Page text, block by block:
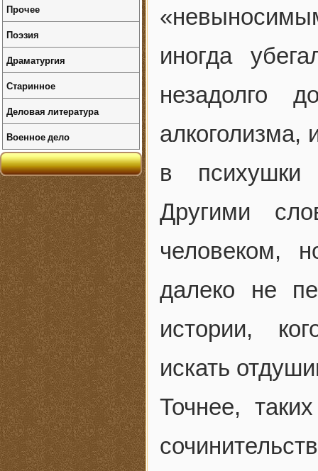
иногда
незадолго
алкоголизма,
в
Другими
человеком,
далеко не
истории,
искать
Точнее,
Прочее
Поэзия
Драматургия
Старинное
Деловая литература
Военное дело